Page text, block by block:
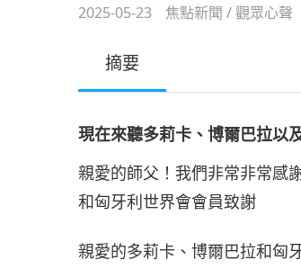
2025-05-23 焦點新聞 /觀眾心聲
摘要
現在來聽多莉卡、博爾巴拉以
親愛的師父！我們非常非常感
和匈牙利世界會會員致謝
親愛的多莉卡、博爾巴拉和匈